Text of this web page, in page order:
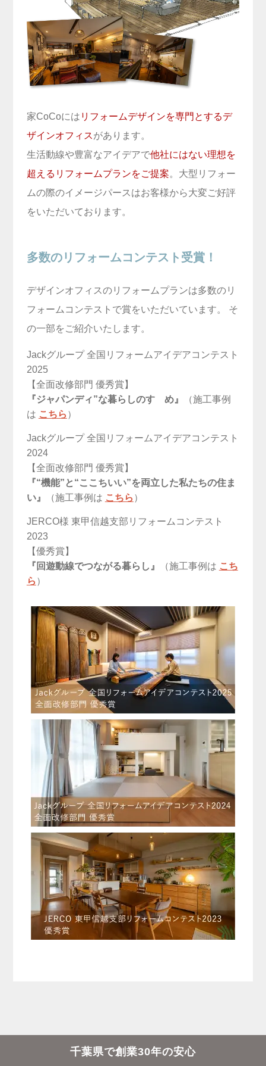
家CoCoには リフォームデザインを専門とするデ
ザインオフィスがあります。
生活動線や豊富なアイデアで他社にはない理想を
超えるリフォームプランをご提案。大型リフォー
ムの際のイメージパースはお客様から大変ご好評
をいただいております。
多数のリフォームコンテスト受賞！
デザインオフィスのリフォームプランは多数のリ
フォームコンテストで賞をいただいています。
そ
の一部をご紹介いたします。
Jackグループ 全国リフォームアイデアコンテスト
2025
【全面改修部門 優秀賞】
『ジャパンディ”な暮らしのすゝめ』
（施工事例
は こちら ）
Jackグループ 全国リフォームアイデアコンテスト
2024
【全面改修部門 優秀賞】
『“機能”と“ここちいい”を両立した私たちの住ま
い』
（施工事例は こちら ）
JERCO様 東甲信越支部リフォームコンテスト
2023
【優秀賞】
『回遊動線でつながる暮らし』
（施工事例は こち
ら ）
千葉県で創業30年の安心